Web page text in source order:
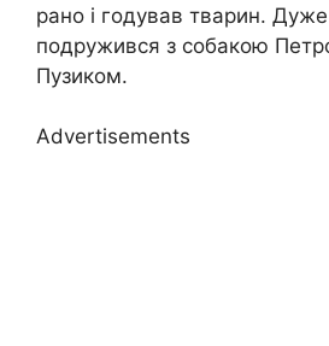
рано і годував тварин.
подружився з собакою
Пузиком.
Advertisements